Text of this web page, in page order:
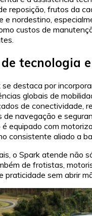
reposição, frutos da
e nordestino,
custos de
tecnologia
se destaca por
globais de
de conectividade,
navegação e
equipado com
consistente aliado a
o Spark atende não
de frotistas,
praticidade sem abrir